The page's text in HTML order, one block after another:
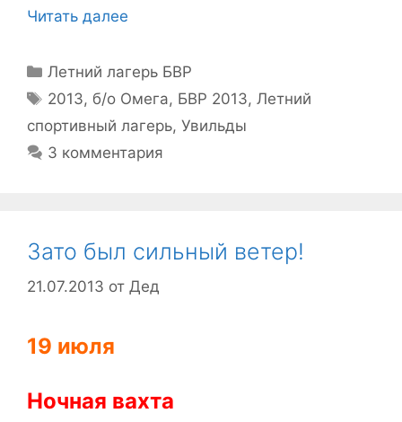
Читать далее
Рубрики
Летний лагерь БВР
Метки
2013, б/о Омега, БВР 2013,Летний
спортивный лагерь, Увильды
3 комментария
Зато был сильный ветер!
21.07.2013 от Дед
19 июля
Ночная вахта